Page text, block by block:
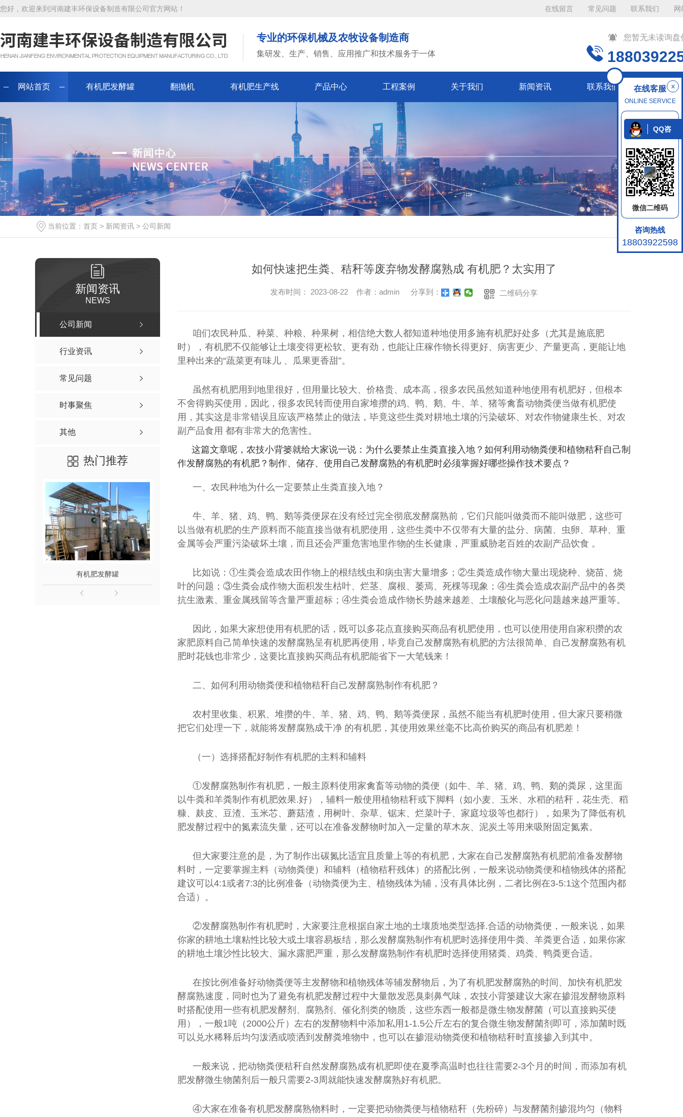
您好，欢迎来到河南建丰环保设备制造有限公司官方网站！ 在线留言 常见问题 联系我们
专业的环保机械及农牧设备制造商
集研发、生产、销售、应用推广和技术服务于一体
您暂无未读询盘
网站首页 有机肥发酵罐 翻抛机 有机肥生产线 产品中心 工程案例 关于我们 新闻资讯 联系我们
当前位置： 首页 > 新闻资讯 > 公司新闻 返回
新闻资讯
NEWS
公司新闻
行业资讯
常见问题
时事聚焦
其他
热门推荐
有机肥发酵罐 鸡粪发酵罐 污泥发酵罐 餐厨垃圾发酵罐
如何快速把生粪、秸秆等废弃物发酵腐熟成 有机肥？太实用了
发布时间： 2023-08-22 作者：admin 分享到： 二维码分享
咱们农民种瓜、种菜、种粮、种果树，相信绝大数人都知道种地使用多施有机肥好处多（尤其是施底肥
时），有机肥不仅能够让土壤变得更松软、更有劲，也能让庄稼作物长得更好、病害更少、产量更高，更能让地
里种出来的“蔬菜更有味儿 、瓜果更香甜”。
虽然有机肥用到地里很好，但用量比较大、价格贵、成本高，很多农民虽然知道种地使用有机肥好，但根本
不舍得购买使用，因此，很多农民转而使用自家堆攒的鸡、鸭、鹅、牛、羊、猪等禽畜动物粪便当做有机肥使
用，其实这是非常错误且应该严格禁止的做法，毕竟这些生粪对耕地土壤的污染破坏、对农作物健康生长、对农
副产品食用 都有非常大的危害性。
这篇文章呢，农技小背篓就给大家说一说：为什么要禁止生粪直接入地？如何利用动物粪便和植物秸秆自己制
作发酵腐熟的有机肥？制作、储存、使用自己发酵腐熟的有机肥时必须掌握好哪些操作技术要点？
一、农民种地为什么一定要禁止生粪直接入地？
牛、羊、猪、鸡、鸭、鹅等粪便尿在没有经过完全彻底发酵腐熟前，它们只能叫做粪而不能叫做肥，这些可
以当做有机肥的生产原料而不能直接当做有机肥使用，这些生粪中不仅带有大量的盐分、病菌、虫卵、草种、重
金属等会严重污染破坏土壤，而且还会严重危害地里作物的生长健康，严重威胁老百姓的农副产品饮食 。
比如说：①生粪会造成农田作物上的根结线虫和病虫害大量增多；②生粪造成作物大量出现烧种、烧苗、烧
叶的问题；③生粪会成作物大面积发生枯叶、烂茎、腐根、萎焉、死棵等现象；④生粪会造成农副产品中的各类
抗生激素、重金属残留等含量严重超标；④生粪会造成作物长势越来越差、土壤酸化与恶化问题越来越严重等。
因此，如果大家想使用有机肥的话，既可以多花点直接购买商品有机肥使用，也可以使用使用自家积攒的农
家肥原料自己简单快速的发酵腐熟呈有机肥再使用，毕竟自己发酵腐熟有机肥的方法很简单、自己发酵腐熟有机
肥时花钱也非常少，这要比直接购买商品有机肥能省下一大笔钱来！
二、如何利用动物粪便和植物秸秆自己发酵腐熟制作有机肥？
农村里收集、积累、堆攒的牛、羊、猪、鸡、鸭、鹅等粪便尿，虽然不能当有机肥时使用，但大家只要稍微
把它们处理一下，就能将发酵腐熟成干净 的有机肥，其使用效果丝毫不比高价购买的商品有机肥差！
（一）选择搭配好制作有机肥的主料和辅料
①发酵腐熟制作有机肥，一般主原料使用家禽畜等动物的粪便（如牛、羊、猪、鸡、鸭、鹅的粪尿，这里面
以牛粪和羊粪制作有机肥效果.好），辅料一般使用植物秸秆或下脚料（如小麦、玉米、水稻的秸秆，花生壳、稻
糠、麸皮、豆渣、玉米芯、蘑菇渣，用树叶、杂草、锯末、烂菜叶子、家庭垃圾等也都行），如果为了降低有机
肥发酵过程中的氮素流失量，还可以在准备发酵物时加入一定量的草木灰、泥炭土等用来吸附固定氮素。
但大家要注意的是，为了制作出碳氮比适宜且质量上等的有机肥，大家在自己发酵腐熟有机肥前准备发酵物
料时，一定要掌握主料（动物粪便）和辅料（植物秸秆残体）的搭配比例，一般来说动物粪便和植物残体的搭配
建议可以4:1或者7:3的比例准备（动物粪便为主、植物残体为辅，没有具体比例，二者比例在3-5:1这个范围内都
合适）。
②发酵腐熟制作有机肥时，大家要注意根据自家土地的土壤质地类型选择.合适的动物粪便，一般来说，如果
你家的耕地土壤粘性比较大或土壤容易板结，那么发酵腐熟制作有机肥时选择使用牛粪、羊粪更合适，如果你家
的耕地土壤沙性比较大、漏水露肥严重，那么发酵腐熟制作有机肥时选择使用猪粪、鸡粪、鸭粪更合适。
在按比例准备好动物粪便等主发酵物和植物残体等辅发酵物后，为了有机肥发酵腐熟的时间、加快有机肥发
酵腐熟速度，同时也为了避免有机肥发酵过程中大量散发恶臭刺鼻气味，农技小背篓建议大家在掺混发酵物原料
时搭配使用一些有机肥发酵剂、腐熟剂、催化剂类的物质，这些东西一般都是微生物发酵菌（可以直接购买使
用），一般1吨（2000公斤）左右的发酵物料中添加私用1-1.5公斤左右的复合微生物发酵菌剂即可，添加菌时既
可以兑水稀释后均匀泼洒或喷洒到发酵粪堆物中，也可以在掺混动物粪便和植物秸秆时直接掺入到其中。
一般来说，把动物粪便秸秆自然发酵腐熟成有机肥即使在夏季高温时也往往需要2-3个月的时间，而添加有机
肥发酵微生物菌剂后一般只需要2-3周就能快速发酵腐熟好有机肥。
④大家在准备有机肥发酵腐熟物料时，一定要把动物粪便与植物秸秆（先粉碎）与发酵菌剂掺混均匀（物料
x
在线客服
ONLINE SERVICE
QQ咨
询
微信二维码
咨询热线
18803922598